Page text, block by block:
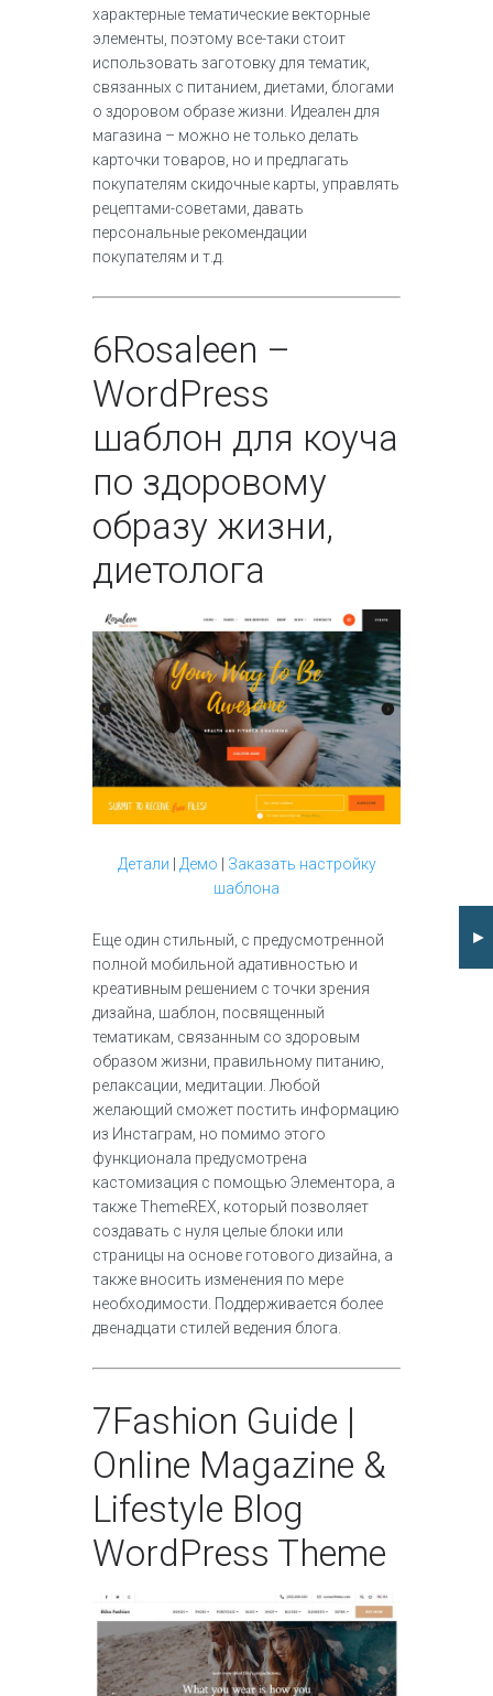
характерные тематические векторные
элементы, поэтому все-таки стоит
использовать заготовку для тематик,
связанных с питанием, диетами, блогами
о здоровом образе жизни. Идеален для
магазина – можно не только делать
карточки товаров, но и предлагать
покупателям скидочные карты, управлять
рецептами-советами, давать
персональные рекомендации
покупателям и т.д.
6Rosaleen –
WordPress
шаблон для коуча
по здоровому
образу жизни,
диетолога
Детали Демо
Заказать настройку
шаблона
Еще один стильный, с предусмотренной
полной мобильной адативностью и
креативным решением с точки зрения
дизайна, шаблон, посвященный
тематикам, связанным со здоровым
образом жизни, правильному питанию,
релаксации, медитации. Любой
желающий сможет постить информацию
из Инстаграм, но помимо этого
функционала предусмотрена
кастомизация с помощью Элементора, а
также ThemeREX, который позволяет
создавать с нуля целые блоки или
страницы на основе готового дизайна, а
также вносить изменения по мере
необходимости. Поддерживается более
двенадцати стилей ведения блога.
7Fashion Guide |
Online Magazine &
Lifestyle Blog
WordPress Theme
►